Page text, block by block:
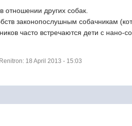
отношении других собак.
законопослушным собачникам
часто встречаются дети с нано-
18 April 2013 - 15:03